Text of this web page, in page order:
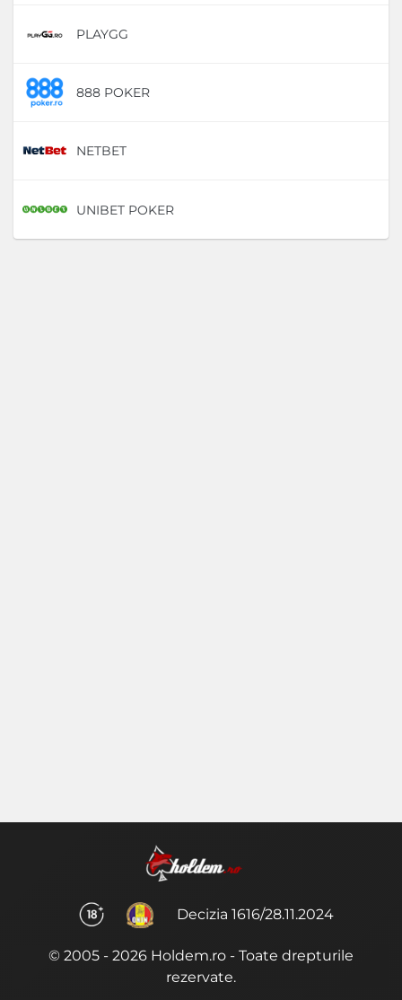
PLAYGG
888 POKER
NETBET
UNIBET POKER
Decizia 1616/28.11.2024
© 2005 - 2026 Holdem.ro - Toate drepturile
rezervate.